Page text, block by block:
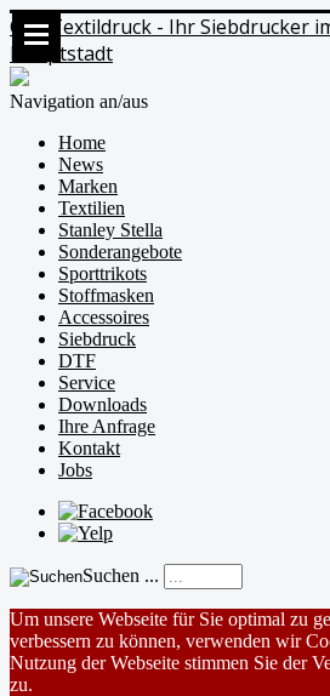
Ods Textildruck - Ihr Siebdrucker
Hauptstadt
Navigation an/aus
Home
News
Marken
Textilien
Stanley Stella
Sonderangebote
Sporttrikots
Stoffmasken
Accessoires
Siebdruck
DTF
Service
Downloads
Ihre Anfrage
Kontakt
Jobs
Suchen ...
Um unsere Webseite für Sie optimal zu
verbessern zu können, verwenden wir
Nutzung der Webseite stimmen Sie der
zu.